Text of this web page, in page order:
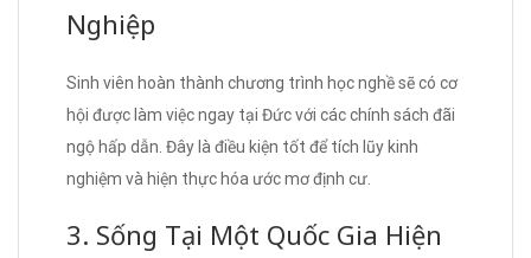
Nghiệp
Sinh viên hoàn thành chương trình học nghề sẽ có cơ
hội được làm việc ngay tại Đức với các chính sách đãi
ngộ hấp dẫn. Đây là điều kiện tốt để tích lũy kinh
nghiệm và hiện thực hóa ước mơ định cư.
3. Sống Tại Một Quốc Gia Hiện